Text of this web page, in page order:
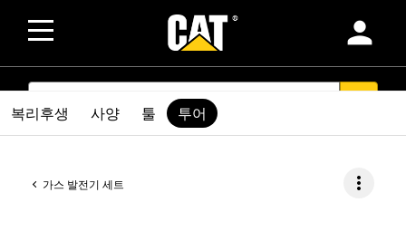
person
SEARCH
가스 발전기 세트 more_vert
복리후생 사양 툴 투어